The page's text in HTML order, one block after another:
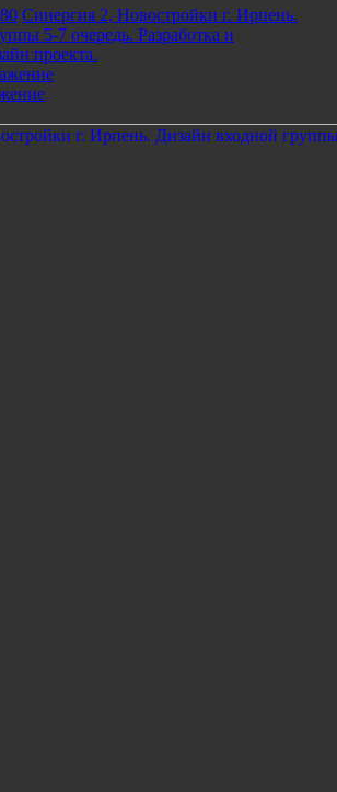
Синергия 2, Новостройки г. Ирпень.
5-7 очередь. Разработка и
проекта.